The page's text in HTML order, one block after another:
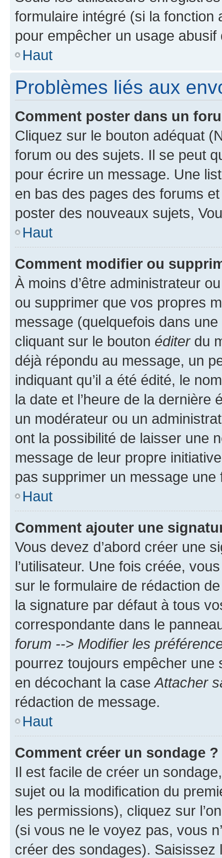
formulaire intégré (si la fonction
pour empêcher un usage
Haut
Problèmes liés aux
Comment poster dans un
Cliquez sur le bouton adéquat
forum ou des sujets. Il se peut
pour écrire un message. Une
en bas des pages des forums
poster des nouveaux sujets,
Haut
Comment modifier ou
À moins d’être administrateur
ou supprimer que vos propres
message (quelquefois dans
cliquant sur le bouton éditerdu
déjà répondu au message, un
indiquant qu’il a été édité, le
la date et l’heure de la dernière
un modérateur ou un
ont la possibilité de laisser une
message de leur propre
pas supprimer un message une
Haut
Comment ajouter une
Vous devez d’abord créer une
l’utilisateur. Une fois créée,
sur le formulaire de rédaction
la signature par défaut à tous
correspondante dans le
forum --> Modifier les
pourrez toujours empêcher une
en décochant la caseAttacher
rédaction de message.
Haut
Comment créer un sondage ?
Il est facile de créer un
sujet ou la modification du
les permissions), cliquez sur
(si vous ne le voyez pas, vous
créer des sondages).